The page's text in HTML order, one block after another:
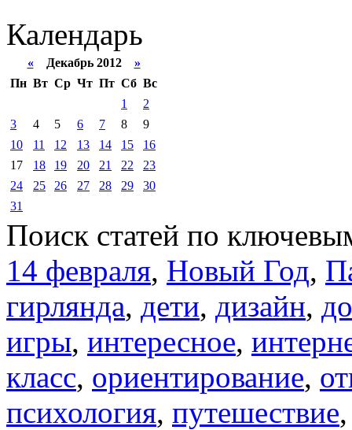
Календарь
«Декабрь 2012 »
Пн Вт Ср Чт Пт Сб Вс
1
2
3
4 5 6 7 8
9
10
11 12 13 14 15
16
17
18 19 20 21 22
23
24
25 26 27 28 29
30
31
Поиск статей по
14 февраля, Новый Год,
гирлянда, дети, дизайн,
игры, интересное,
класс, ориентирование,
психология, путешествие